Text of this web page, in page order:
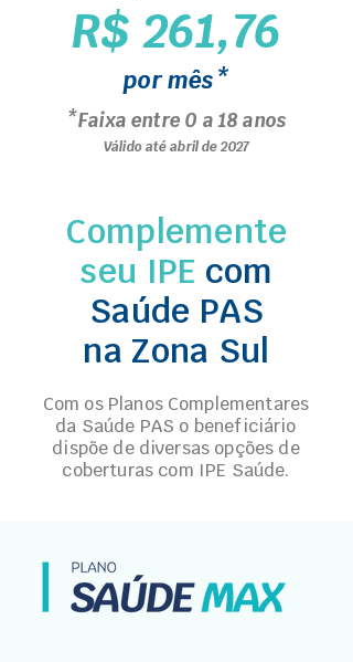
R$ 261,76
por mês*
*Faixa entre 0 a 18 anos
Válido até abril de 2027
Complemente
seu IPE com
Saúde PAS
na Zona Sul
Com os Planos Complementares
da Saúde PAS o beneficiário
dispõe de diversas opções de
coberturas com IPE Saúde.